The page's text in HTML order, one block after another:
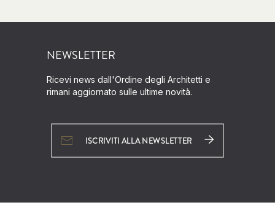
NEWSLETTER
Ricevi news dall'Ordine degli Architetti e
rimani aggiornato sulle ultime novità.
ISCRIVITI ALLA NEWSLETTER